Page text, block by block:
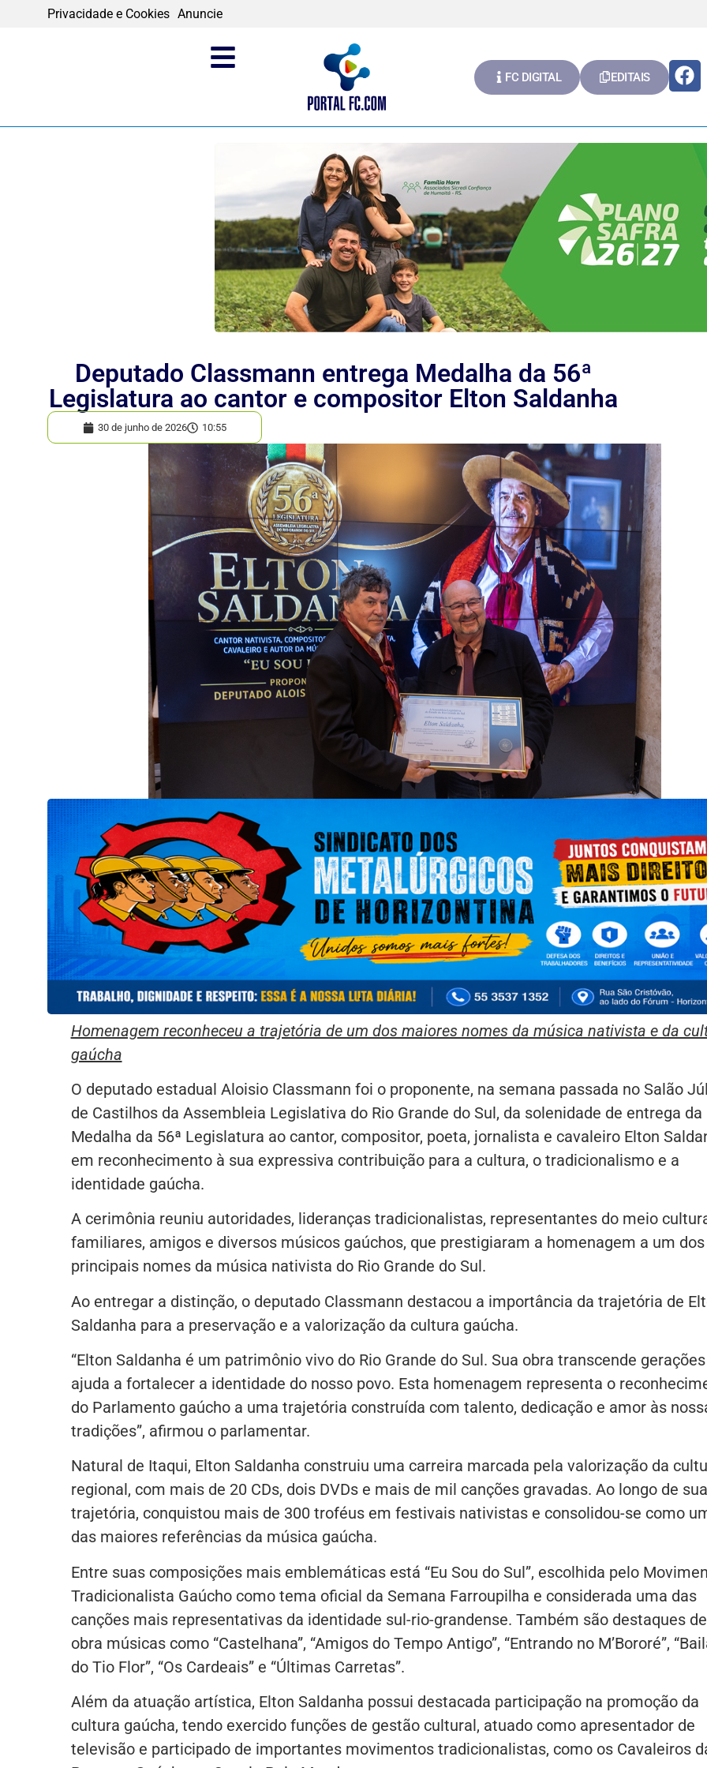
Privacidade e Cookies Anuncie
FC DIGITAL EDITAIS
Deputado Classmann entrega Medalha da 56ª
Legislatura ao cantor e compositor Elton Saldanha
30 de junho de 2026 10:55
Homenagem reconheceu a trajetória de um dos maiores nomes da música nativista e da
gaúcha
O deputado estadual Aloisio Classmann foi o proponente, na semana passada no Salão
de Castilhos da Assembleia Legislativa do Rio Grande do Sul, da solenidade de entrega da
Medalha da 56ª Legislatura ao cantor, compositor, poeta, jornalista e cavaleiro Elton
em reconhecimento à sua expressiva contribuição para a cultura, o tradicionalismo e a
identidade gaúcha.
A cerimônia reuniu autoridades, lideranças tradicionalistas, representantes do meio
familiares, amigos e diversos músicos gaúchos, que prestigiaram a homenagem a um dos
principais nomes da música nativista do Rio Grande do Sul.
Ao entregar a distinção, o deputado Classmann destacou a importância da trajetória de
Saldanha para a preservação e a valorização da cultura gaúcha.
“Elton Saldanha é um patrimônio vivo do Rio Grande do Sul. Sua obra transcende
ajuda a fortalecer a identidade do nosso povo. Esta homenagem representa o
do Parlamento gaúcho a uma trajetória construída com talento, dedicação e amor às
tradições”, afirmou o parlamentar.
Natural de Itaqui, Elton Saldanha construiu uma carreira marcada pela valorização da
regional, com mais de 20 CDs, dois DVDs e mais de mil canções gravadas. Ao longo de sua
trajetória, conquistou mais de 300 troféus em festivais nativistas e consolidou-se como
das maiores referências da música gaúcha.
Entre suas composições mais emblemáticas está “Eu Sou do Sul”, escolhida pelo
Tradicionalista Gaúcho como tema oficial da Semana Farroupilha e considerada uma das
canções mais representativas da identidade sul-rio-grandense. Também são destaques
obra músicas como “Castelhana”, “Amigos do Tempo Antigo”, “Entrando no M’Bororé”,
do Tio Flor”, “Os Cardeais” e “Últimas Carretas”.
Além da atuação artística, Elton Saldanha possui destacada participação na promoção da
cultura gaúcha, tendo exercido funções de gestão cultural, atuado como apresentador de
televisão e participado de importantes movimentos tradicionalistas, como os Cavaleiros